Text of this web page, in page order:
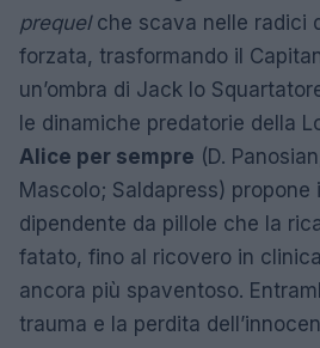
prequelche scava nelle radici
forzata, trasformando il
un’ombra di Jack lo
le dinamiche predatorie della
Alice per sempre (D.
Mascolo; Saldapress)
dipendente da pillole che la
fatato, fino al ricovero in
ancora più spaventoso.
trauma e la perdita